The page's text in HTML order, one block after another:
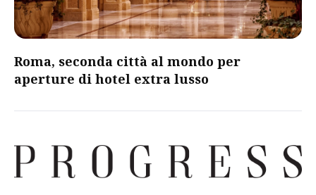
Roma, seconda città al mondo per
aperture di hotel extra lusso